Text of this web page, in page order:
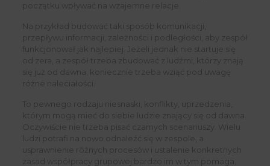
początku wpływać na wzajemne relacje.
Na przykład budować taki sposób komunikacji,
przepływu informacji, zależności i podległości, aby zespół
funkcjonował jak najlepiej. Jeżeli jednak nie startuje się
od zera, a zespół trzeba zbudować z ludźmi, którzy znają
się już od dawna, koniecznie trzeba wziąć pod uwagę
różne naleciałości.
To pewnego rodzaju niesnaski, konflikty, uprzedzenia,
którym mogą mieć do siebie ludzie znający się od dawna.
Oczywiście nie trzeba pisać czarnych scenariuszy. Wielu
ludzi potrafi na nowo odnaleźć się w zespole, a
usprawnienie różnych procesów i ustalenie konkretnych
zasad współpracy grupowej bardzo im w tym pomaga.